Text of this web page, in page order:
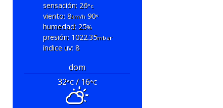
sensación: 26°c
viento: 8km/h90°
humedad: 25%
presión: 1022.35mbar
índice uv: 8
dom
32°C/ 16°C